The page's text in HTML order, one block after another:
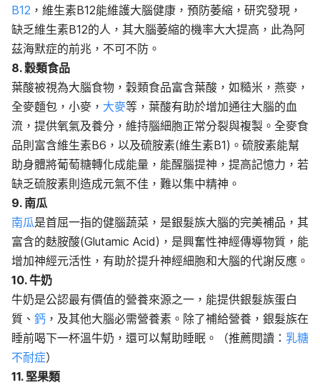
B12 ，維生素B12能維護大腦健康，預防萎縮，研究發現，
缺乏維生素B12的人，其大腦萎縮的機率大大提高，此為阿
茲海默症的前兆，不可不防。
8. 穀類食品
葉酸被視為大腦食物，穀類食品富含葉酸，如糙米，燕麥，
全麥麵包，小麥， 大麥等，葉酸有助於增加通往大腦的血
流，提供氧氣及養分，維持腦細胞正常分裂與複製。全麥食
品則富含維生素B6，以及硫胺素(維生素B1)。硫胺素能幫
助身體將葡萄糖轉化成能量，能醒腦提神，提高記憶力，若
缺乏硫胺素則造成元氣不佳，難以集中精神。
9. 南瓜
南瓜是首屈一指的健腦蔬菜，是銀髮族大腦的完美補品，其
富含的麩胺酸(Glutamic Acid)，是興奮性神經傳導物質，能
增加神經元活性，有助於提升神經細胞和大腦的代謝反應。
10. 牛奶
牛奶是公認最有價值的營養來源之一，能提供銀髮族蛋白
質、 鈣 ，及其他大腦必需營養素。除了補給營養，銀髮族在
睡前喝下一杯溫牛奶，還可以幫助睡眠。（推薦閱讀： 乳糖
不耐症）
11. 堅果類